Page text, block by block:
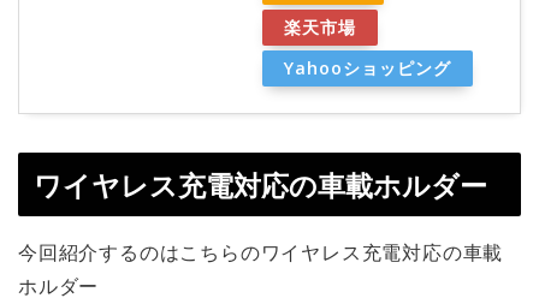
楽天市場
Yahooショッピング
ワイヤレス充電対応の車載ホルダー
今回紹介するのはこちらのワイヤレス充電対応の車載
ホルダー